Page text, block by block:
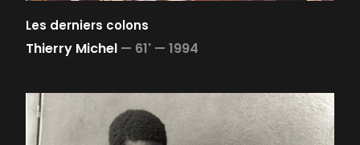
Les derniers colons
Thierry Michel — 61' — 1994